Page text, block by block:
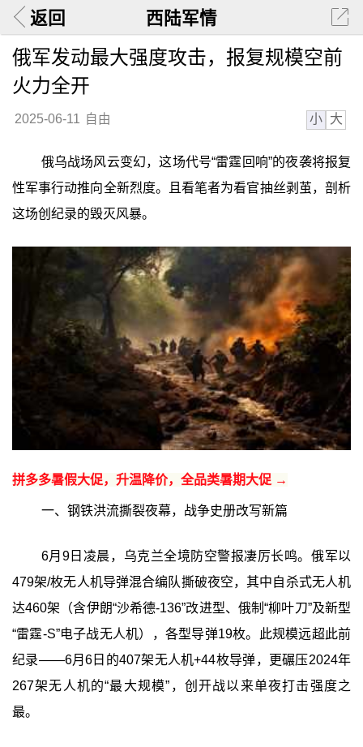
返回 西陆军情
俄军发动最大强度攻击，报复规模空前
火力全开
2025-06-11 自由 小 大
俄乌战场风云变幻，这场代号“雷霆回响”的夜袭将报复
性军事行动推向全新烈度。且看笔者为看官抽丝剥茧，剖析
这场创纪录的毁灭风暴。
拼多多暑假大促，升温降价，全品类暑期大促 →
一、钢铁洪流撕裂夜幕，战争史册改写新篇
6月9日凌晨，乌克兰全境防空警报凄厉长鸣。俄军以
479架/枚无人机导弹混合编队撕破夜空，其中自杀式无人机
达460架（含伊朗“沙希德-136”改进型、俄制“柳叶刀”及新型
“雷霆-S”电子战无人机），各型导弹19枚。此规模远超此前
纪录——6月6日的407架无人机+44枚导弹，更碾压2024年
267架无人机的“最大规模”，创开战以来单夜打击强度之
最。